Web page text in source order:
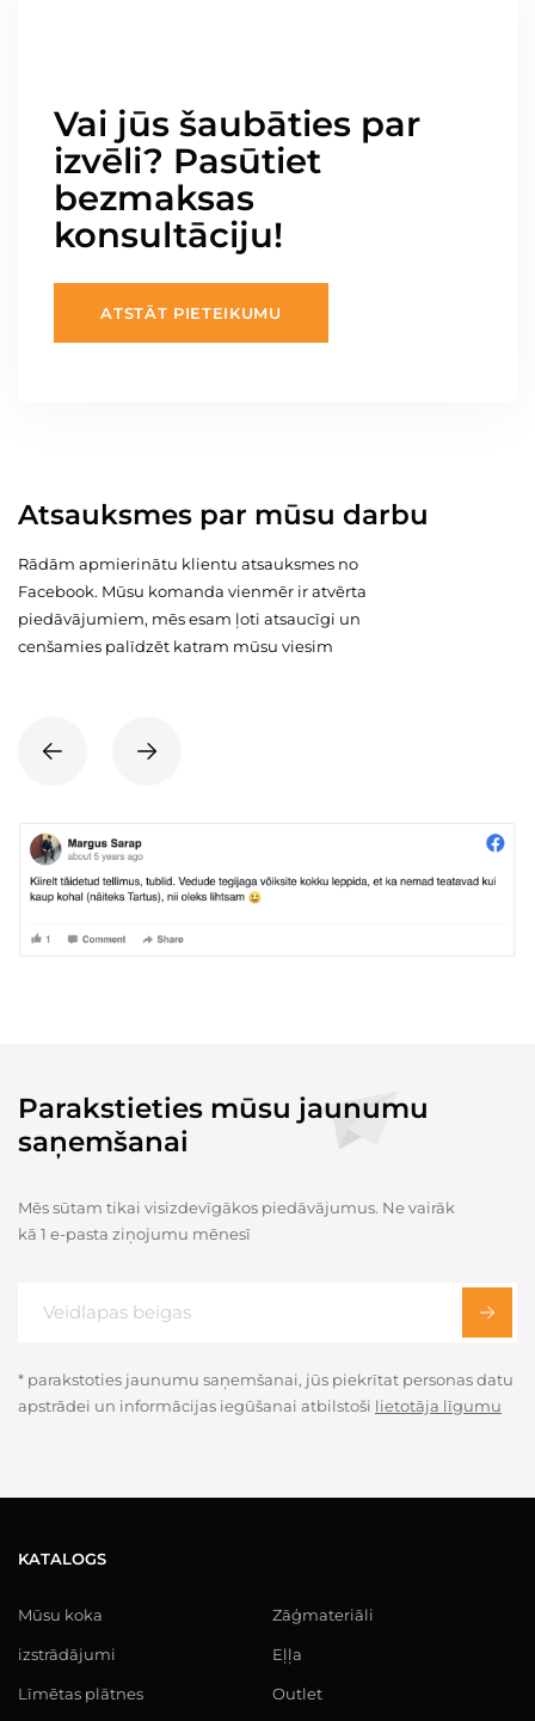
Vai jūs šaubāties par
izvēli? Pasūtiet
bezmaksas
konsultāciju!
ATSTĀT PIETEIKUMU
Atsauksmes par mūsu darbu
Rādām apmierinātu klientu atsauksmes no
Facebook. Mūsu komanda vienmēr ir atvērta
piedāvājumiem, mēs esam ļoti atsaucīgi un
cenšamies palīdzēt katram mūsu viesim
Parakstieties mūsu jaunumu
saņemšanai
Mēs sūtam tikai visizdevīgākos piedāvājumus. Ne vairāk
kā 1 e-pasta ziņojumu mēnesī
* parakstoties jaunumu saņemšanai, jūs piekrītat personas datu
apstrādei un informācijas iegūšanai atbilstoši lietotāja līgumu
KATALOGS
Mūsu koka
izstrādājumi
Līmētas plātnes
Zāģmateriāli
Eļļa
Outlet